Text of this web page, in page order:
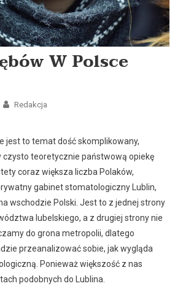
W Polsce
Redakcja
jest to temat dość skomplikowany,
czysto teoretycznie państwową opiekę
coraz większa liczba Polaków,
gabinet stomatologiczny Lublin,
wschodzie Polski. Jest to z jednej strony
lubelskiego, a z drugiej strony nie
do grona metropolii, dlatego
przeanalizować sobie, jak wygląda
Ponieważ większość z nas
podobnych do Lublina.